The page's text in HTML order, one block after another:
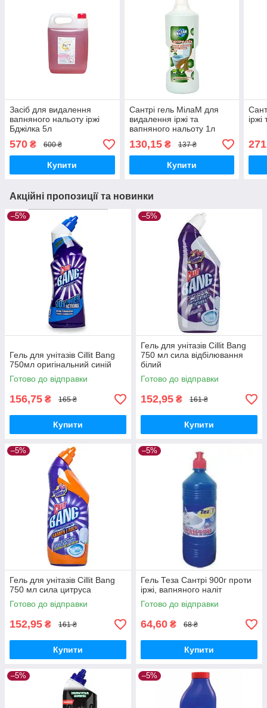
Засіб для видалення
вапняного нальоту іржі
Бджілка 5л
570 ₴ 600 ₴
Купити
Сантрі гель МілаМ для
видалення іржі та
вапняного нальоту 1л
55096
130,15₴ 137 ₴
Купити
Акційні пропозиції та новинки
–5%
Гель для унітазів Cillit Bang
750мл оригінальний синій
Готово до відправки
156,75 ₴ 165 ₴
Купити
–5%
Гель для унітазів Cillit Bang
750 мл сила відбілювання
білий
Готово до відправки
152,95 ₴ 161 ₴
Купити
–5%
Гель для унітазів Cillit Bang
750 мл сила цитруса
Готово до відправки
152,95 ₴ 161 ₴
Купити
–5%
Гель Теза Сантрі 900г проти
іржі, вапняного наліт
Готово до відправки
64,60 ₴ 68 ₴
Купити
–5% –5%